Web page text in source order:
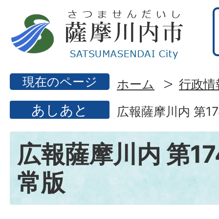
現在のページ ホーム 行政情
あしあと 広報薩摩川内 第
広報薩摩川内 第
常版